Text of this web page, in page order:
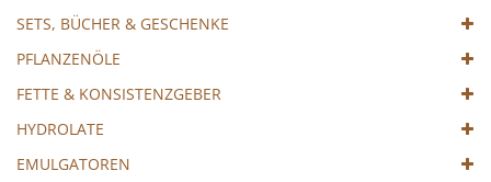
SETS, BÜCHER & GESCHENKE
PFLANZENÖLE
FETTE & KONSISTENZGEBER
HYDROLATE
EMULGATOREN